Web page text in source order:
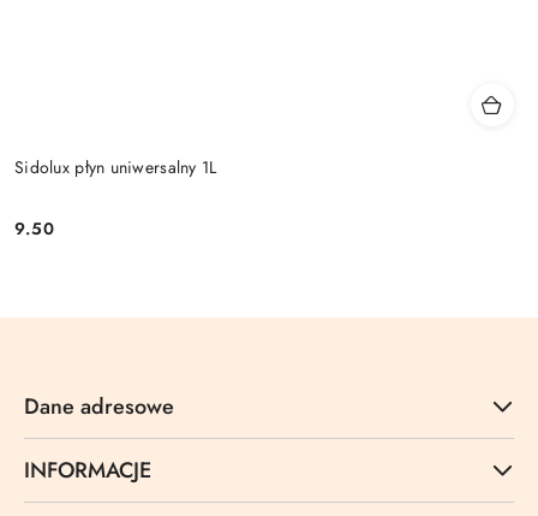
Sidolux płyn uniwersalny 1L
Cena:
9.50
Dane adresowe
INFORMACJE